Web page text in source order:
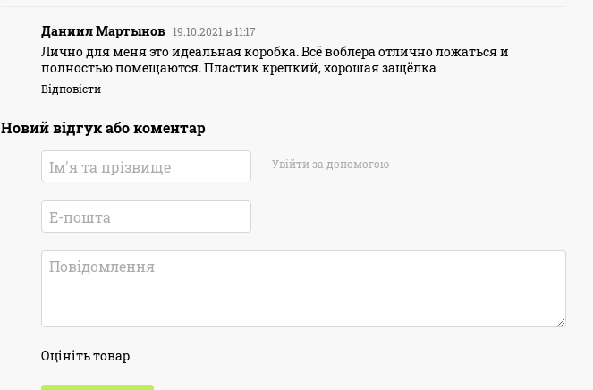
Даниил Мартынов 19.10.2021 в 11:17
Лично для меня это идеальная коробка. Всё воблера отлично ложаться и
полностью помещаются. Пластик крепкий, хорошая защёлка
Відповісти
Новий відгук або коментар
Увійти за допомогою
Оцініть товар